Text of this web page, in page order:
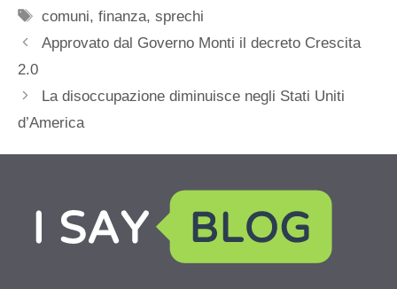
Tag
comuni,finanza,sprechi
Approvato dal Governo Monti il decreto Crescita
2.0
La disoccupazione diminuisce negli Stati Uniti
d’America